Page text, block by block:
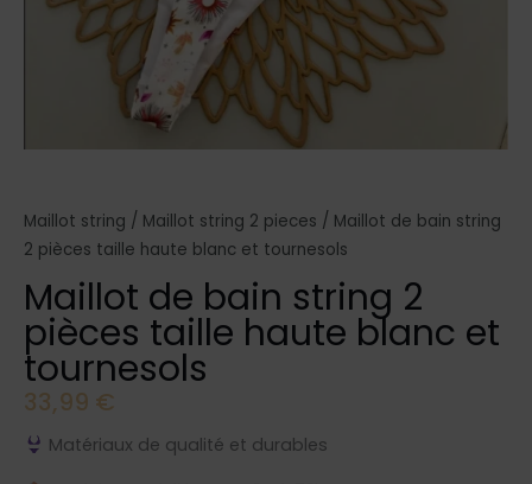
Maillot string / Maillot string 2 pieces / Maillot de bain string
2 pièces taille haute blanc et tournesols
Maillot de bain string 2
pièces taille haute blanc et
tournesols
33,99 €
Matériaux de qualité et durables